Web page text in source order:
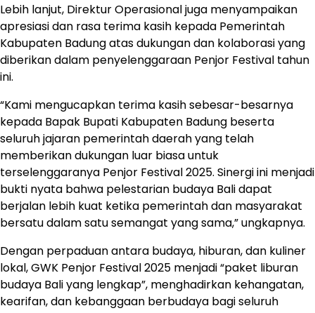
Lebih lanjut, Direktur Operasional juga menyampaikan
apresiasi dan rasa terima kasih kepada Pemerintah
Kabupaten Badung atas dukungan dan kolaborasi yang
diberikan dalam penyelenggaraan Penjor Festival tahun
ini.
“Kami mengucapkan terima kasih sebesar-besarnya
kepada Bapak Bupati Kabupaten Badung beserta
seluruh jajaran pemerintah daerah yang telah
memberikan dukungan luar biasa untuk
terselenggaranya Penjor Festival 2025. Sinergi ini menjadi
bukti nyata bahwa pelestarian budaya Bali dapat
berjalan lebih kuat ketika pemerintah dan masyarakat
bersatu dalam satu semangat yang sama,” ungkapnya.
Dengan perpaduan antara budaya, hiburan, dan kuliner
lokal, GWK Penjor Festival 2025 menjadi “paket liburan
budaya Bali yang lengkap”, menghadirkan kehangatan,
kearifan, dan kebanggaan berbudaya bagi seluruh